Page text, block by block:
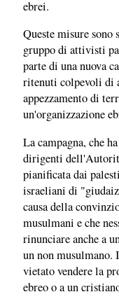
ebrei.
Queste misure sono
gruppo di attivisti
parte di una nuova
ritenuti colpevoli di
appezzamento di
un'organizzazione
La campagna, che
dirigenti
pianificata dai
israeliani di
causa della
musulmani e che
rinunciare anche a
un non musulmano.
vietato vendere la
ebreo o a un